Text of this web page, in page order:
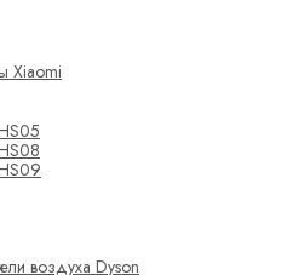
Xiaomi
воздуха Dyson